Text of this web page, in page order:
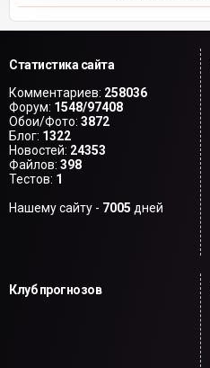
Статистика сайта
Комментариев: 258036
Форум: 1548/97408
Обои/Фото: 3872
Блог: 1322
Новостей: 24353
Файлов: 398
Тестов: 1
Нашему сайту - 7005 дней
Клуб прогнозов